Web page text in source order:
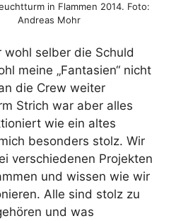
in Flammen 2014. Foto:
Andreas Mohr
selber die Schuld
meine „Fantasien“ nicht
die Crew weiter
Strich war aber alles
wie ein altes
besonders stolz. Wir
verschiedenen Projekten
und wissen wie wir
Alle sind stolz zu
und was